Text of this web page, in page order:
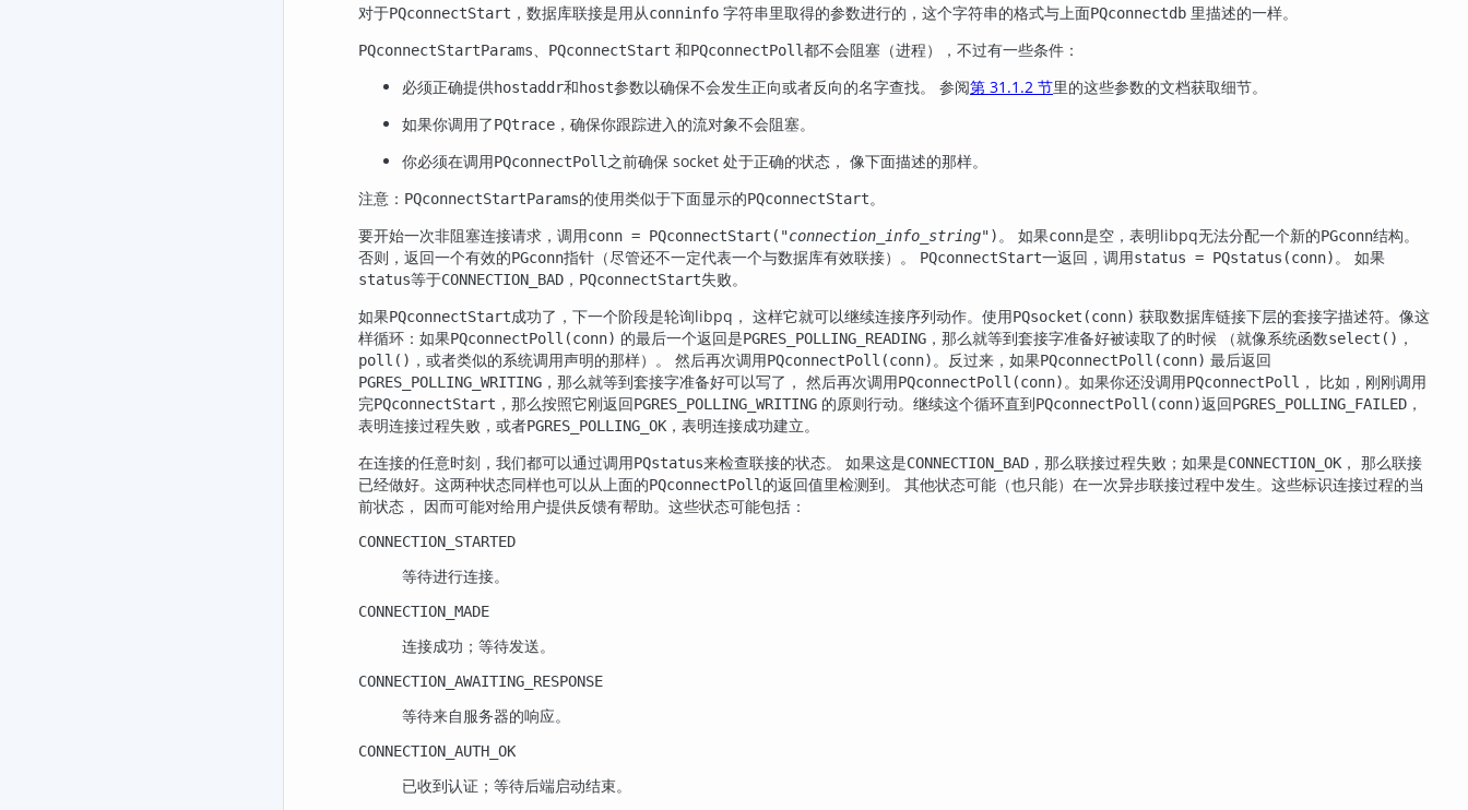
对于PQconnectStart ，数据库联接是用从conninfo 字符串里取得的参数进行的，这个字符串的格式与上面PQconnectdb 里描述的一样。
PQconnectStartParams PQconnectStart 和PQconnectPoll都不会阻塞（进程），不过有一些条件：
必须正确提供hostaddr和host参数以确保不会发生正向或者反向的名字查找。 参阅第 31.1.2 节里的这些参数的文档获取细节。
如果你调用了PQtrace ，确保你跟踪进入的流对象不会阻塞。
你必须在调用PQconnectPoll 之前确保 socket 处于正确的状态， 像下面描述的那样。
注意： PQconnectStartParams的使用类似于下面显示的PQconnectStart。
要开始一次非阻塞连接请求，调用conn = PQconnectStart("connection_info_string") 。 如果conn是空，表明libpq无法分配一个新的PGconn结构。
否则，返回一个有效的PGconn指针（尽管还不一定代表一个与数据库有效联接）。 PQconnectStart一返回，调用status = PQstatus(conn) 。 如果
status等于CONNECTION_BAD ， PQconnectStart失败。
如果PQconnectStart成功了，下一个阶段是轮询libpq ， 这样它就可以继续连接序列动作。使用PQsocket(conn) 获取数据库链接下层的套接字描述符。像这
样循环：如果PQconnectPoll(conn) 的最后一个返回是PGRES_POLLING_READING ，那么就等到套接字准备好被读取了的时候 （就像系统函数select() ，
poll() ，或者类似的系统调用声明的那样）。 然后再次调用PQconnectPoll(conn) 。反过来，如果PQconnectPoll(conn) 最后返回
PGRES_POLLING_WRITING ，那么就等到套接字准备好可以写了， 然后再次调用PQconnectPoll(conn) 。如果你还没调用PQconnectPoll ， 比如，刚刚调用
完PQconnectStart ，那么按照它刚返回PGRES_POLLING_WRITING 的原则行动。继续这个循环直到PQconnectPoll(conn)返回PGRES_POLLING_FAILED ，
表明连接过程失败，或者PGRES_POLLING_OK ，表明连接成功建立。
在连接的任意时刻，我们都可以通过调用PQstatus来检查联接的状态。 如果这是CONNECTION_BAD ，那么联接过程失败；如果是CONNECTION_OK ， 那么联接
已经做好。这两种状态同样也可以从上面的PQconnectPoll 的返回值里检测到。 其他状态可能（也只能）在一次异步联接过程中发生。这些标识连接过程的当
前状态， 因而可能对给用户提供反馈有帮助。这些状态可能包括：
CONNECTION_STARTED
等待进行连接。
CONNECTION_MADE
连接成功；等待发送。
CONNECTION_AWAITING_RESPONSE
等待来自服务器的响应。
CONNECTION_AUTH_OK
已收到认证；等待后端启动结束。